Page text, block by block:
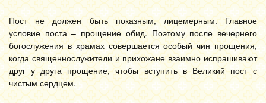
Пост не должен быть показным, лицемерным. Главное
условие поста – прощение обид. Поэтому после вечернего
богослужения в храмах совершается особый чин прощения,
когда священнослужители и прихожане взаимно испрашивают
друг у друга прощение, чтобы вступить в Великий пост с
чистым сердцем.